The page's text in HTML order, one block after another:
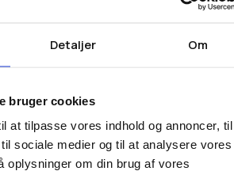
Detaljer Om
bruger cookies
at tilpasse vores indhold og annoncer,
sociale medier og til at analysere vores
oplysninger om din brug af vores
m
plugins
support